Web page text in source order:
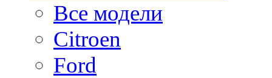
Все модели
Citroen
Ford